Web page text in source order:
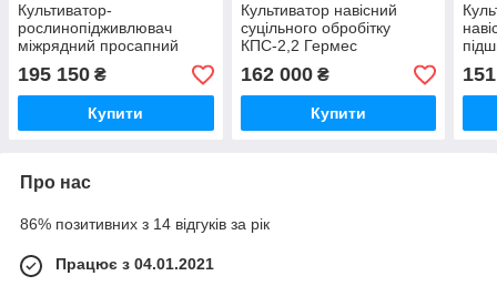
Культиватор-
рослинопідживлювач
міжрядний просапний
навісний високостебловий
КРН-5,6 (КНП-5,6)
195 150 ₴
Купити
Культиватор навісний
суцільного обробітку
КПС-2,2 Гермес
посилений 3 ряда,
ширина 2,2 м з
пружинними стійками
162 000₴
Купити
6
Про нас
86% позитивних з 14 відгуків за рік
Працює з 04.01.2021